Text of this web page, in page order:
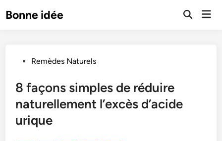
toBonne idée
Open
PostedRemèdes Naturels
8 façons simples de réduire
naturellement l’excès d’acide
urique